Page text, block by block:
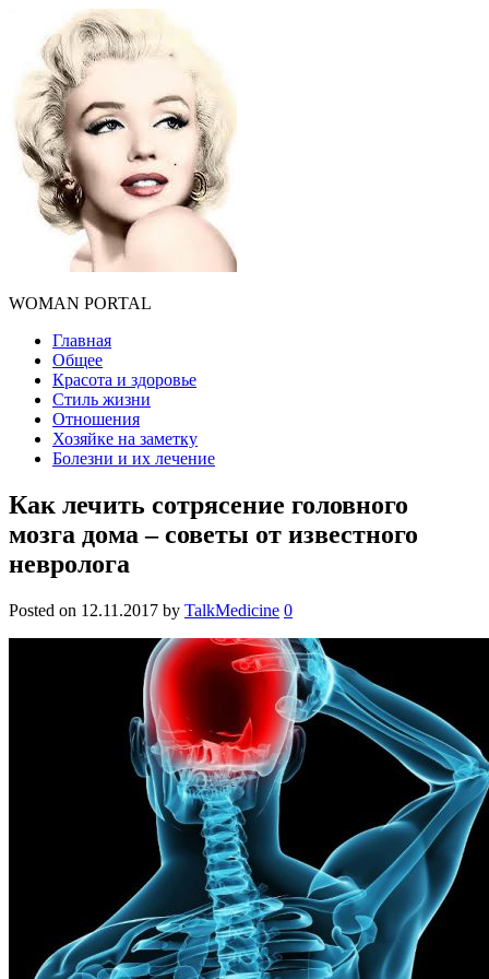
WOMAN PORTAL
Главная
Общее
Красота и здоровье
Стиль жизни
Отношения
Хозяйке на заметку
Болезни и их лечение
Как лечить сотрясение головного
мозга дома – советы от известного
невролога
Posted on 12.11.2017 by TalkMedicine 0